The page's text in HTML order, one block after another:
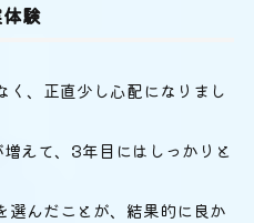
験
く、正直少し心配になりまし
えて、3年目にはしっかりと
選んだことが、結果的に良か